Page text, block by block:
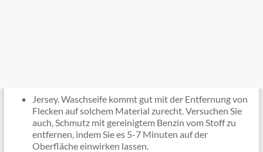
Jersey. Waschseife kommt gut mit der Entfernung von
Flecken auf solchem ​​Material zurecht. Versuchen Sie
auch, Schmutz mit gereinigtem Benzin vom Stoff zu
entfernen, indem Sie es 5-7 Minuten auf der
Oberfläche einwirken lassen.